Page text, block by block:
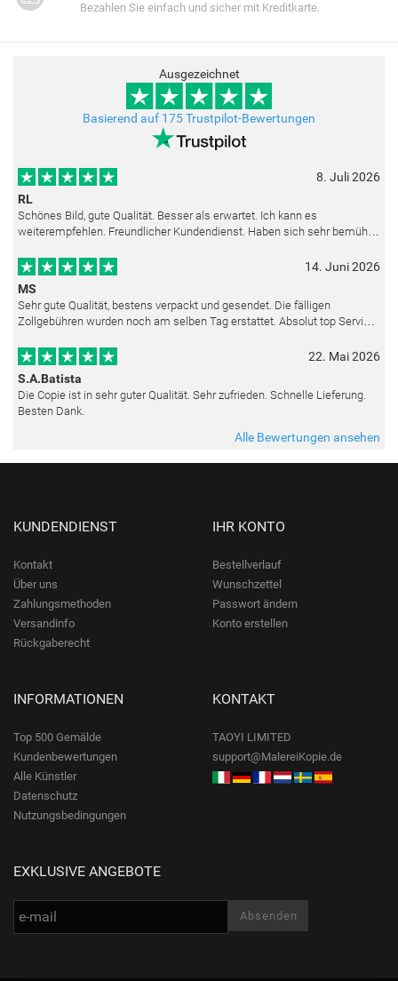
Bezahlen Sie einfach und sicher mit Kreditkarte.
Ausgezeichnet
Basierend auf 175 Trustpilot-Bewertungen
8. Juli 2026
RL
Schönes Bild, gute Qualität. Besser als erwartet. Ich kann es
weiterempfehlen. Freundlicher Kundendienst. Haben sich sehr bemüht
14. Juni 2026
MS
Sehr gute Qualität, bestens verpackt und gesendet. Die fälligen
Zollgebühren wurden noch am selben Tag erstattet. Absolut top Service
22. Mai 2026
S.A.Batista
Die Copie ist in sehr guter Qualität. Sehr zufrieden. Schnelle Lieferung.
Besten Dank.
Alle Bewertungen ansehen
KUNDENDIENST
Kontakt
Über uns
Zahlungsmethoden
Versandinfo
Rückgaberecht
IHR KONTO
Bestellverlauf
Wunschzettel
Passwort ändern
Konto erstellen
INFORMATIONEN
Top 500 Gemälde
Kundenbewertungen
Alle Künstler
Datenschutz
Nutzungsbedingungen
KONTAKT
TAOYI LIMITED
support@MalereiKopie.de
EXKLUSIVE ANGEBOTE